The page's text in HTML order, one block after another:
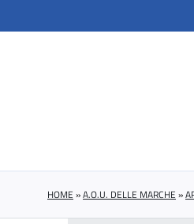
HOME »A.O.U. DELLE MARCHE »